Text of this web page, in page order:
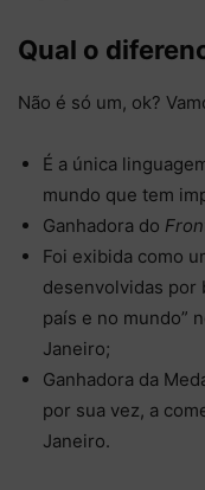
Qual o
Não é só um, ok?
É a única
mundo que tem
Ganhadora do
Foi exibida como
desenvolvidas por
país e no mundo”
Janeiro;
Ganhadora da
por sua vez, a
Janeiro.